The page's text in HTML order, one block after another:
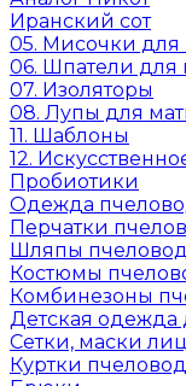
Иранский сот
05. Мисочки для
06. Шпатели для
07. Изоляторы
08. Лупы для
11. Шаблоны
12.
Пробиотики
Одежда
Перчатки
Шляпы
Костюмы
Комбинезоны
Детская одежда
Сетки, маски
Куртки